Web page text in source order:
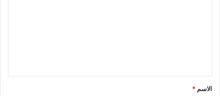
ق
*
الاسم *